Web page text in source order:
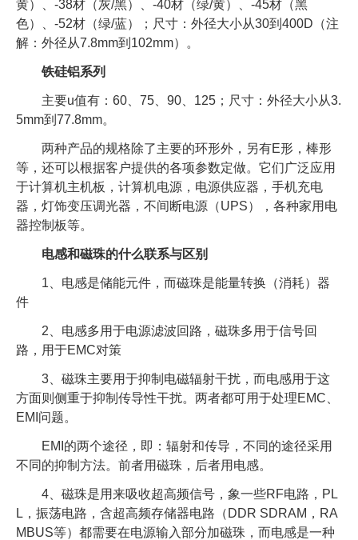
黄）、-38材（灰/黑）、-40材（绿/黄）、-45材（黑
色）、-52材（绿/蓝）；尺寸：外径大小从30到400D（注
解：外径从7.8mm到102mm）。
铁硅铝系列
主要u值有：60、75、90、125；尺寸：外径大小从3.
5mm到77.8mm。
两种产品的规格除了主要的环形外，另有E形，棒形
等，还可以根据客户提供的各项参数定做。它们广泛应用
于计算机主机板，计算机电源，电源供应器，手机充电
器，灯饰变压调光器，不间断电源（UPS），各种家用电
器控制板等。
电感和磁珠的什么联系与区别
1、电感是储能元件，而磁珠是能量转换（消耗）器
件
2、电感多用于电源滤波回路，磁珠多用于信号回
路，用于EMC对策
3、磁珠主要用于抑制电磁辐射干扰，而电感用于这
方面则侧重于抑制传导性干扰。两者都可用于处理EMC、
EMI问题。
EMI的两个途径，即：辐射和传导，不同的途径采用
不同的抑制方法。前者用磁珠，后者用电感。
4、磁珠是用来吸收超高频信号，象一些RF电路，PL
L，振荡电路，含超高频存储器电路（DDR SDRAM，RA
MBUS等）都需要在电源输入部分加磁珠，而电感是一种